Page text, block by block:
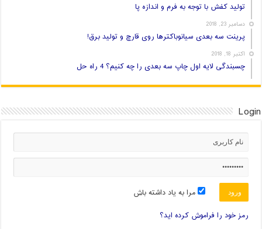
تولید کفش با توجه به فرم و اندازه پا
دسامبر 23, 2018
پرینت سه بعدی سیانوباکترها روی قارچ و تولید برق!
اکتبر 18, 2018
چسبندگی لایه اول چاپ سه بعدی را چه کنیم؟ 4 راه حل
Login
مرا به یاد داشته باش
رمز خود را فراموش کرده اید؟